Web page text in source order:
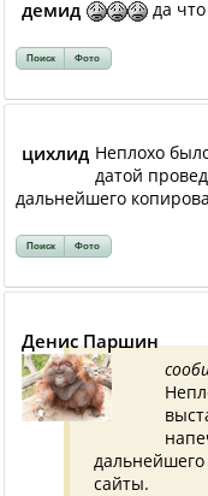
демид да что
Поиск Фото
цихлид Неплохо
датой
дальнейшего
Поиск Фото
Денис Паршин
сайты.